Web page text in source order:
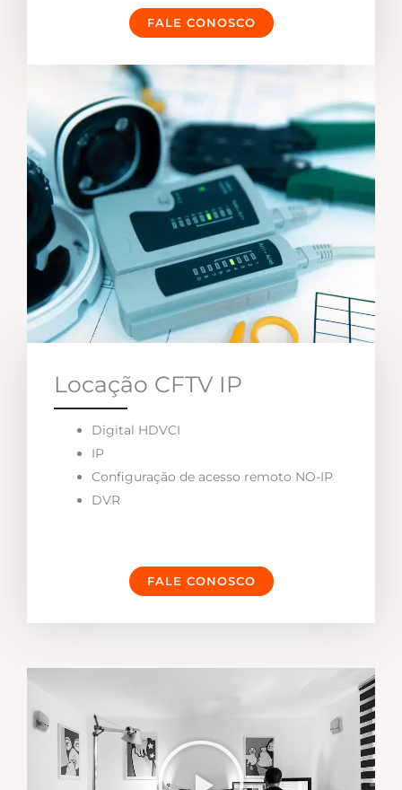
FALE CONOSCO
Locação CFTV IP
Digital HDVCI
IP
Configuração de acesso remoto NO-IP
DVR
FALE CONOSCO